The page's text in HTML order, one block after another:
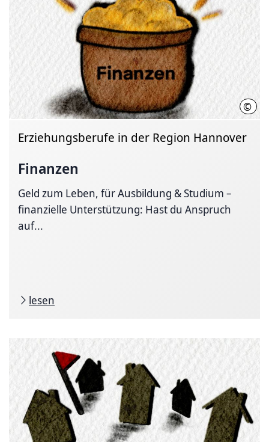
©
Erziehungsberufe in der Region Hannover
Finanzen
Geld zum Leben, für Ausbildung & Studium –
finanzielle Unterstützung: Hast du Anspruch
auf...
lesen